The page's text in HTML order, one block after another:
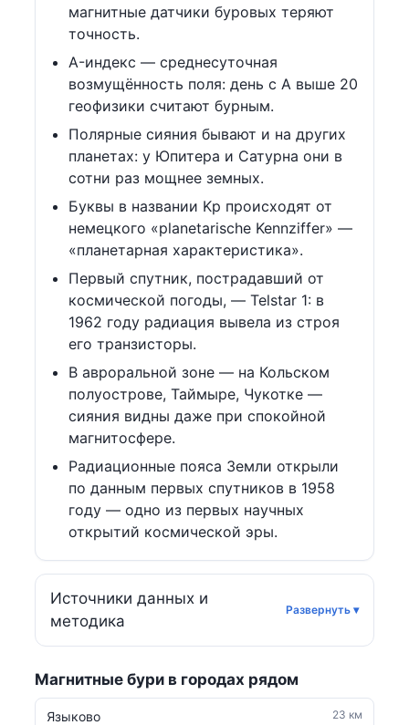
магнитные датчики буровых теряют
точность.
A-индекс — среднесуточная
возмущённость поля: день с A выше 20
геофизики считают бурным.
Полярные сияния бывают и на других
планетах: у Юпитера и Сатурна они в
сотни раз мощнее земных.
Буквы в названии Kp происходят от
немецкого «planetarische Kennziffer» —
«планетарная характеристика».
Первый спутник, пострадавший от
космической погоды, — Telstar 1: в
1962 году радиация вывела из строя
его транзисторы.
В авроральной зоне — на Кольском
полуострове, Таймыре, Чукотке —
сияния видны даже при спокойной
магнитосфере.
Радиационные пояса Земли открыли
по данным первых спутников в 1958
году — одно из первых научных
открытий космической эры.
Источники данных и
методика
Магнитные бури в городах рядом
Языково 23 км